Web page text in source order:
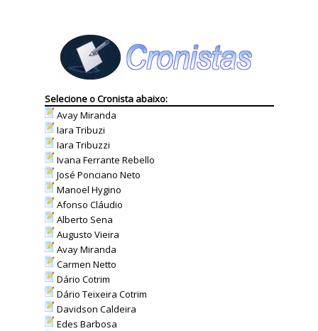
Selecione o Cronista abaixo:
Avay Miranda
Iara Tribuzi
Iara Tribuzzi
Ivana Ferrante Rebello
José Ponciano Neto
Manoel Hygino
Afonso Cláudio
Alberto Sena
Augusto Vieira
Avay Miranda
Carmen Netto
Dário Cotrim
Dário Teixeira Cotrim
Davidson Caldeira
Edes Barbosa